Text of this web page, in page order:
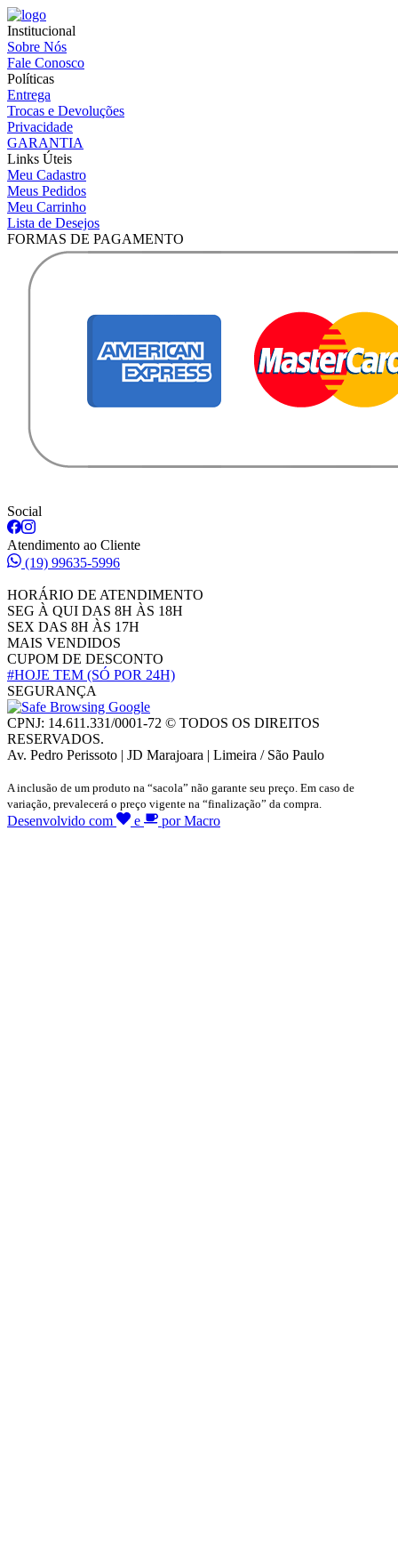
Institucional
Sobre Nós
Fale Conosco
Políticas
Entrega
Trocas e Devoluções
Privacidade
GARANTIA
Links Úteis
Meu Cadastro
Meus Pedidos
Meu Carrinho
Lista de Desejos
FORMAS DE PAGAMENTO
Social
Atendimento ao Cliente
(19) 99635-5996
HORÁRIO DE ATENDIMENTO
SEG À QUI DAS 8H ÀS 18H
SEX DAS 8H ÀS 17H
MAIS VENDIDOS
CUPOM DE DESCONTO
#HOJE TEM (SÓ POR 24H)
SEGURANÇA
CPNJ: 14.611.331/0001-72 © TODOS OS DIREITOS
RESERVADOS.
Av. Pedro Perissoto | JD Marajoara | Limeira / São Paulo
A inclusão de um produto na “sacola” não garante seu preço. Em caso de
variação, prevalecerá o preço vigente na “finalização” da compra.
Desenvolvido com e por Macro